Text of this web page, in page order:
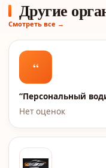
Другие
Смотреть все →
“
“Персональный
Нет оценок